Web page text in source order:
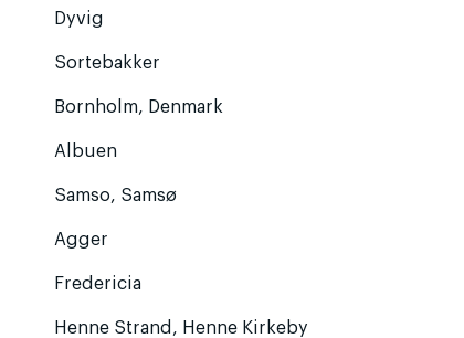
Dyvig
Sortebakker
Bornholm, Denmark
Albuen
Samso, Samsø
Agger
Fredericia
Henne Strand, Henne Kirkeby